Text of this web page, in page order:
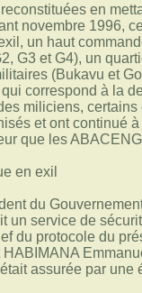
en
novembre 1996,
un haut
G3 et G4), un
(Bukavu et
correspond à la
miliciens,
et ont continué
que les
en exil
du
un service de
du protocole du
assurée par une